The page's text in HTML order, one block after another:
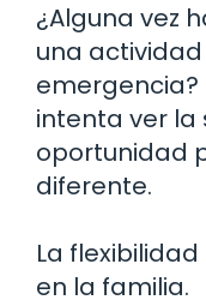
¿Alguna vez
una
emergencia?
intenta ver la
oportunidad
diferente.
La
en la familia.